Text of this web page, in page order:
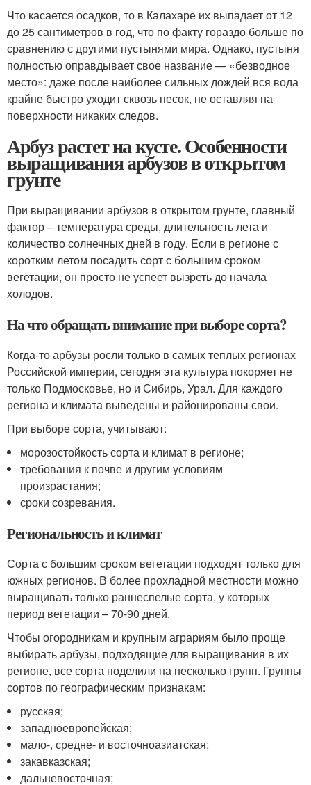
Что касается осадков, то в Калахаре их выпадает от 12
до 25 сантиметров в год, что по факту гораздо больше по
сравнению с другими пустынями мира. Однако, пустыня
полностью оправдывает свое название — «безводное
место»: даже после наиболее сильных дождей вся вода
крайне быстро уходит сквозь песок, не оставляя на
поверхности никаких следов.
Арбуз растет на кусте. Особенности
выращивания арбузов в открытом
грунте
При выращивании арбузов в открытом грунте, главный
фактор – температура среды, длительность лета и
количество солнечных дней в году. Если в регионе с
коротким летом посадить сорт с большим сроком
вегетации, он просто не успеет вызреть до начала
холодов.
На что обращать внимание при выборе сорта?
Когда-то арбузы росли только в самых теплых регионах
Российской империи, сегодня эта культура покоряет не
только Подмосковье, но и Сибирь, Урал. Для каждого
региона и климата выведены и районированы свои.
При выборе сорта, учитывают:
морозостойкость сорта и климат в регионе;
требования к почве и другим условиям
произрастания;
сроки созревания.
Региональность и климат
Сорта с большим сроком вегетации подходят только для
южных регионов. В более прохладной местности можно
выращивать только раннеспелые сорта, у которых
период вегетации – 70-90 дней.
Чтобы огородникам и крупным аграриям было проще
выбирать арбузы, подходящие для выращивания в их
регионе, все сорта поделили на несколько групп. Группы
сортов по географическим признакам:
русская;
западноевропейская;
мало-, средне- и восточноазиатская;
закавказская;
дальневосточная;